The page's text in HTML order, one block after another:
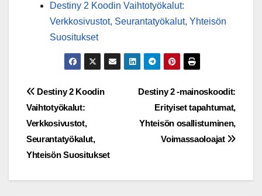
Destiny 2 Koodin Vaihtotyökalut:
Verkkosivustot, Seurantatyökalut, Yhteisön
Suositukset
Post
navigation
Destiny 2 -mainoskoodit:
Erityiset tapahtumat,
Yhteisön osallistuminen,
Voimassaoloajat
Destiny 2 Koodin
Vaihtotyökalut:
Verkkosivustot,
Seurantatyökalut,
Yhteisön Suositukset